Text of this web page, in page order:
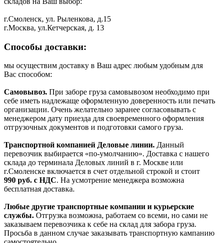
г.Смоленск, ул. Рыленкова, д.15
г.Москва, ул.Кетчерская, д. 13
Способы доставки:
мы осуществим доставку в Ваш адрес любым удобным для
Вас способом:
Самовывоз. При заборе груза самовывозом необходимо при
себе иметь надлежаще оформленную доверенность или печать
организации. Очень желательно заранее согласовывать с
менеджером дату приезда для своевременного оформления
отгрузочных документов и подготовки самого груза.
Транспортной компанией Деловые линии. Данный
перевозчик выбирается «по-умолчанию». Доставка с нашего
склада до терминала Деловых линий в г. Москве или
г.Смоленске включается в счет отдельной строкой и стоит
990 руб. с НДС. На усмотрение менеджера возможна
бесплатная доставка.
Любые другие транспортные компании и курьерские
службы. Отгрузка возможна, работаем со всеми, но сами не
заказываем перевозчика к себе на склад для забора груза.
Просьба в данном случае заказывать транспортную кампанию